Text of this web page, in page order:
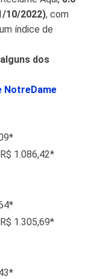
10/2022), com
índice de
dos
NotreDame
1.086,42*
1.305,69*